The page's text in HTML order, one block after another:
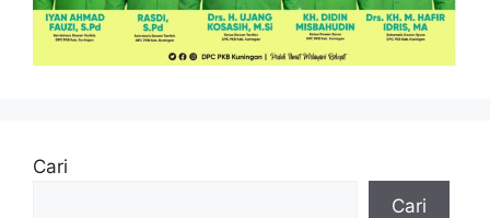
Cari
Cari